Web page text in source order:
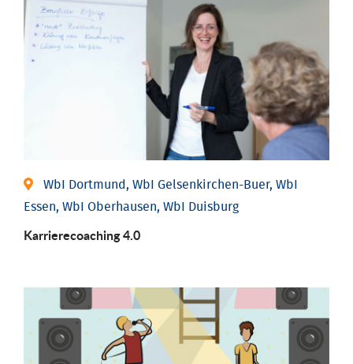
WbI Dortmund, WbI Gelsenkirchen-Buer, WbI
Essen, WbI Oberhausen, WbI Duisburg
Karriere­coaching 4.0